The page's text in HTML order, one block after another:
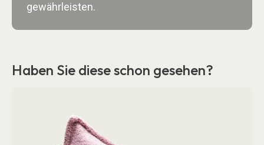
gewährleisten.
Haben Sie diese schon gesehen?